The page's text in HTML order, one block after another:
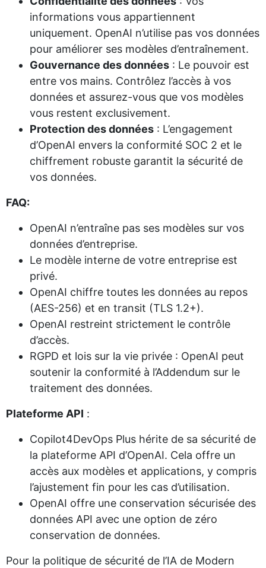
informations vous appartiennent
uniquement. OpenAI n’utilise pas vos données
pour améliorer ses modèles d’entraînement.
Gouvernance des données : Le pouvoir est
entre vos mains. Contrôlez l’accès à vos
données et assurez-vous que vos modèles
vous restent exclusivement.
Protection des données : L’engagement
d’OpenAI envers la conformité SOC 2 et le
chiffrement robuste garantit la sécurité de
vos données.
FAQ:
OpenAI n’entraîne pas ses modèles sur vos
données d’entreprise.
Le modèle interne de votre entreprise est
privé.
OpenAI chiffre toutes les données au repos
(AES-256) et en transit (TLS 1.2+).
OpenAI restreint strictement le contrôle
d’accès.
RGPD et lois sur la vie privée : OpenAI peut
soutenir la conformité à l’Addendum sur le
traitement des données.
Plateforme API :
Copilot4DevOps Plus hérite de sa sécurité de
la plateforme API d’OpenAI. Cela offre un
accès aux modèles et applications, y compris
l’ajustement fin pour les cas d’utilisation.
OpenAI offre une conservation sécurisée des
données API avec une option de zéro
conservation de données.
Pour la politique de sécurité de l’IA de Modern